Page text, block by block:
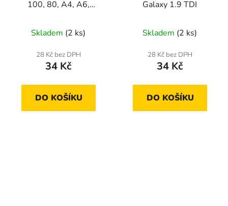
100, 80, A4, A6,
Skladem (2 ks)
28 Kč bez DPH
34 Kč
DO KOŠÍKU
Galaxy 1.9 TDI
Skladem (2 ks)
28 Kč bez DPH
34 Kč
DO KOŠÍKU